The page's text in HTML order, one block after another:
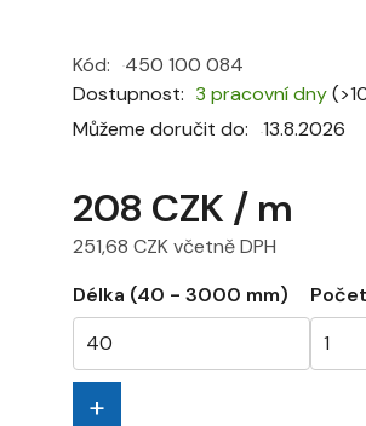
Dostupnost 3 pracovní dny
Můžeme doručit do:
13.8.2026
Kód: 450 100 084
208 CZK / m
251,68 CZK včetně DPH
Měrná cena:
Délka (40 - 3000 mm)
+